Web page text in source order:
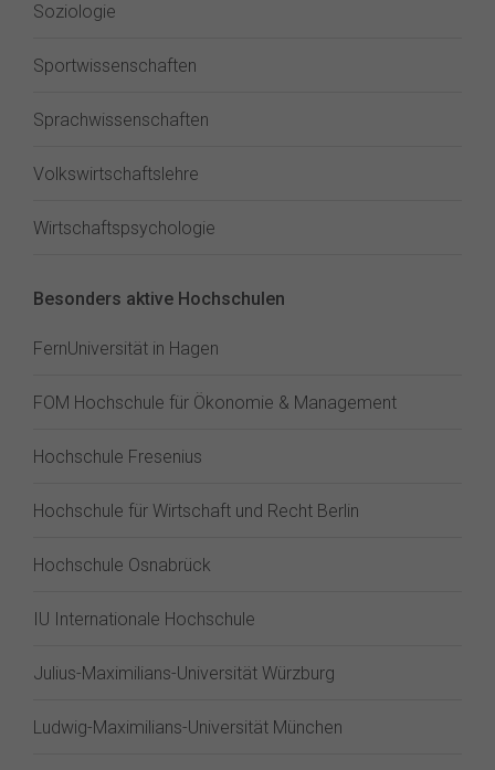
Soziologie
Sportwissenschaften
Sprachwissenschaften
Volkswirtschaftslehre
Wirtschaftspsychologie
Besonders aktive Hochschulen
FernUniversität in Hagen
FOM Hochschule für Ökonomie & Management
Hochschule Fresenius
Hochschule für Wirtschaft und Recht Berlin
Hochschule Osnabrück
IU Internationale Hochschule
Julius-Maximilians-Universität Würzburg
Ludwig-Maximilians-Universität München